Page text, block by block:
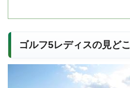
ゴルフ5レディスの見ど